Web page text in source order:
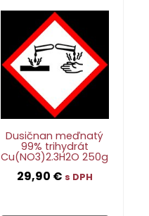
Dusičnan meďnatý
99% trihydrát
Cu(NO3)2.3H2O 250g
29,90 € s DPH